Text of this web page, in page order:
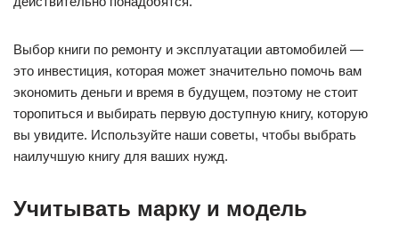
Выбор книги по ремонту и эксплуатации автомобилей —
это инвестиция, которая может значительно помочь вам
экономить деньги и время в будущем, поэтому не стоит
торопиться и выбирать первую доступную книгу, которую
вы увидите. Используйте наши советы, чтобы выбрать
наилучшую книгу для ваших нужд.
Учитывать марку и модель